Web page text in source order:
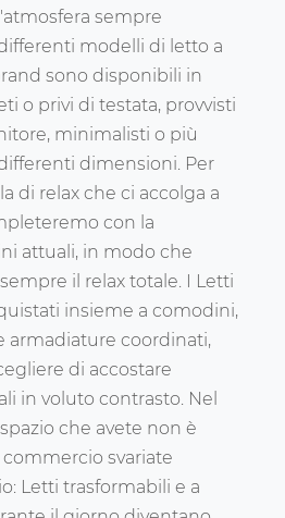
sempre
modelli di letto a
sono disponibili in
o privi di testata, provvisti
minimalisti o più
dimensioni. Per
di relax che ci accolga a
con la
attuali, in modo che
il relax totale. I Letti
insieme a comodini,
armadiature coordinati,
di accostare
in voluto contrasto. Nel
che avete non è
svariate
Letti trasformabili e a